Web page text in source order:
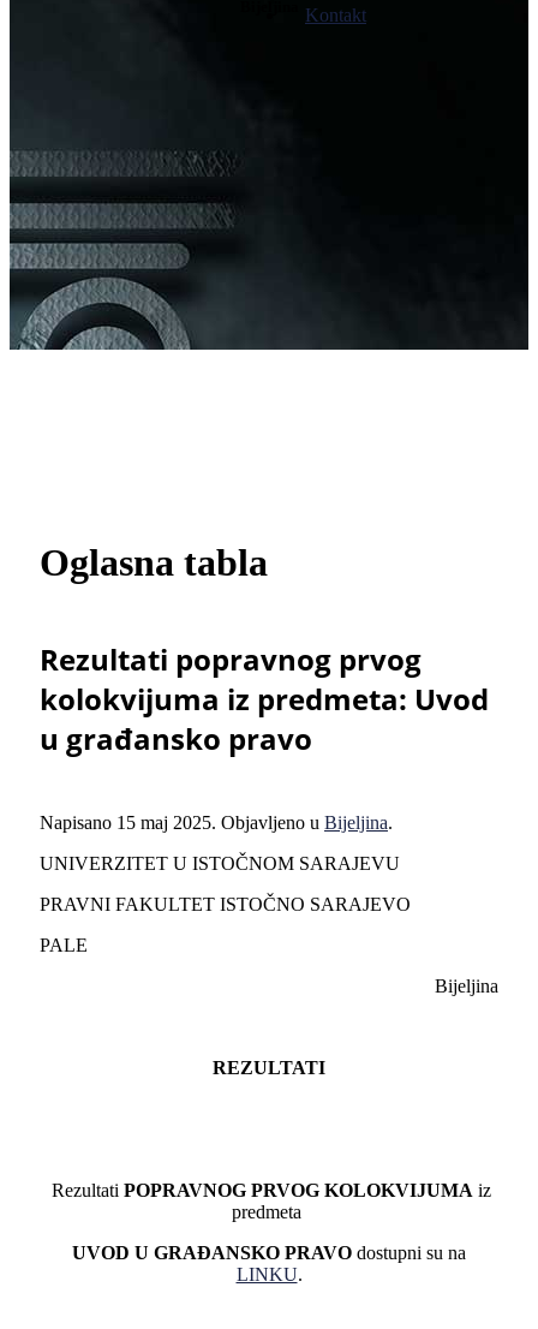
Kontakt
Oglasna tabla
Rezultati popravnog prvog
kolokvijuma iz predmeta: Uvod
u građansko pravo
Napisano 15 maj 2025. Objavljeno u Bijeljina.
UNIVERZITET U ISTOČNOM SARAJEVU
PRAVNI FAKULTET ISTOČNO SARAJEVO
PALE
Bijeljina
REZULTATI
Rezultati POPRAVNOG PRVOG KOLOKVIJUMA iz
predmeta
UVOD U GRAĐANSKO PRAVO dostupni su na
LINKU.